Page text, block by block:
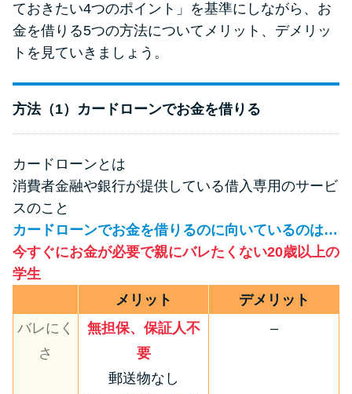
ておきたい4つのポイント」を基準にしながら、お
金を借りる5つの方法についてメリット、デメリッ
トを見ていきましょう。
方法（1）カードローンでお金を借りる
カードローンとは
消費者金融や銀行が提供している借入専用のサービ
スのこと
カードローンでお金を借りるのに向いているのは…
今すぐにお金が必要で親にバレたくない20歳以上の
学生
メリット
デメリット
バレにく
さ
無担保、保証人不
要
郵送物なし
–